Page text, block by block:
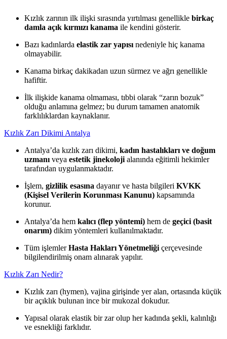
Kızlık zarının ilk ilişki sırasında yırtılması genellikle birkaç
damla açık kırmızı kanama ile kendini gösterir.
Bazı kadınlarda elastik zar yapısı nedeniyle hiç kanama
olmayabilir.
Kanama birkaç dakikadan uzun sürmez ve ağrı genellikle
hafiftir.
İlk ilişkide kanama olmaması, tıbbi olarak “zarın bozuk”
olduğu anlamına gelmez; bu durum tamamen anatomik
farklılıklardan kaynaklanır.
Kızlık Zarı Dikimi Antalya
Antalya’da kızlık zarı dikimi, kadın hastalıkları ve doğum
uzmanı veya estetik jinekoloji alanında eğitimli hekimler
tarafından uygulanmaktadır.
İşlem, gizlilik esasına dayanır ve hasta bilgileri KVKK
(Kişisel Verilerin Korunması Kanunu) kapsamında
korunur.
Antalya’da hem kalıcı (flep yöntemi) hem de geçici (basit
onarım) dikim yöntemleri kullanılmaktadır.
Tüm işlemlerHasta Hakları Yönetmeliği çerçevesinde
bilgilendirilmiş onam alınarak yapılır.
Kızlık Zarı Nedir?
Kızlık zarı (hymen), vajina girişinde yer alan, ortasında küçük
bir açıklık bulunan ince bir mukozal dokudur.
Yapısal olarak elastik bir zar olup her kadında şekli, kalınlığı
ve esnekliği farklıdır.